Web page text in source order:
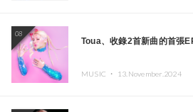
08
Toua、收錄2首新曲的首張
MUSIC ・ 13.November.2024